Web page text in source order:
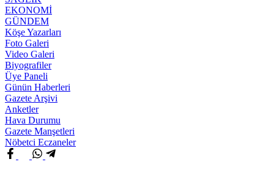
EKONOMİ
GÜNDEM
Köşe Yazarları
Foto Galeri
Video Galeri
Biyografiler
Üye Paneli
Günün Haberleri
Gazete Arşivi
Anketler
Hava Durumu
Gazete Manşetleri
Nöbetci Eczaneler